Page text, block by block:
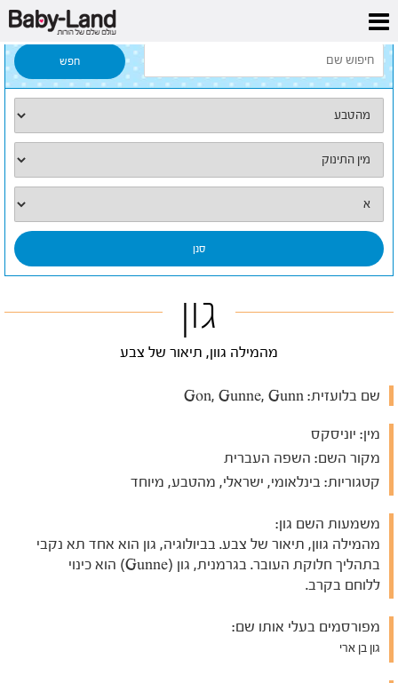
דף הבית
גון
מהמילה גוון, תיאור של צבע
שם בלועזית:
מין: יוניסקס
מקור השם: השפה העברית
קטגוריות: בינלאומי, ישראלי, מהטבע, מיוחד
משמעות השם גון:
מהמילה גוון, תיאור של צבע. בביולוגיה, גון הוא אחד תא נקבי
בתהליך חלוקת העובר. בגרמנית, גון (Gunne) הוא כינוי
ללוחם בקרב.
מפורסמים בעלי אותו שם:
גון בן ארי